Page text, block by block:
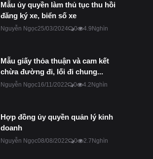
Mẫu ủy quyền làm thủ tục thu hồi
đăng ký xe, biển số xe
Nguyễn Ngọc25/03/2024 0 4.9Nghìn
Mẫu giấy thỏa thuận và cam kết
chừa đường đi, lối đi chung...
Nguyễn Ngọc16/11/2022 0 4.2Nghìn
Hợp đồng ủy quyền quản lý kinh
doanh
Nguyễn Ngọc08/08/2022 0 2.7Nghìn